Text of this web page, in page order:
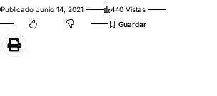
Publicado Junio 14, 2021
440 Vistas